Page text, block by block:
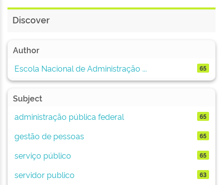
Discover
Author
Escola Nacional de Administração ...
65
Subject
administração pública federal
65
gestão de pessoas 65
serviço público 65
servidor publico 63